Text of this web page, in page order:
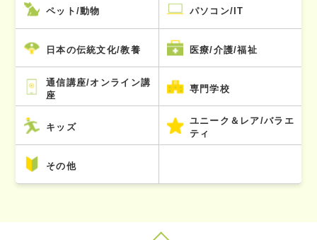
ペット/動物 パソコン/IT
日本の伝統文化/教養 医療/介護/福祉
通信講座/オンライン講
座
専門学校
キッズ
ユニーク＆レア/バラエ
ティ
その他